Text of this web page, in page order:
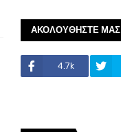
ΑΚΟΛΟΥΘΗΣΤΕ ΜΑΣ
4.7k